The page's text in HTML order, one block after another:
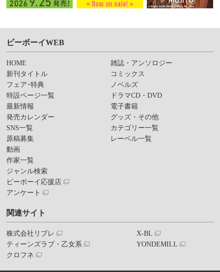
ビーボーイWEB
HOME
新刊タイトル
フェア･特典
特設ページ一覧
最新情報
発売カレンダー
SNS一覧
原稿募集
動画
作家一覧
ジャンル検索
ビーボーイ応援店
アンケート
雑誌・アンソロジー
コミックス
ノベルズ
ドラマCD・DVD
電子書籍
グッズ・その他
カテゴリー一覧
レーベル一覧
関連サイト
株式会社リブレ
ティーンズラブ・乙女系
クロフネ
X-BL
YONDEMILL